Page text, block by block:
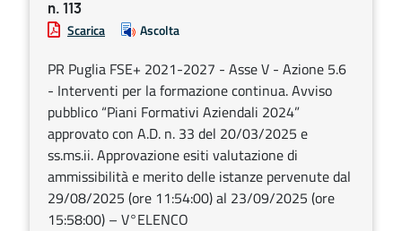
n. 113
Scarica Ascolta
PR Puglia FSE+ 2021-2027 - Asse V - Azione 5.6
- Interventi per la formazione continua. Avviso
pubblico “Piani Formativi Aziendali 2024”
approvato con A.D. n. 33 del 20/03/2025 e
ss.ms.ii. Approvazione esiti valutazione di
ammissibilità e merito delle istanze pervenute dal
29/08/2025 (ore 11:54:00) al 23/09/2025 (ore
15:58:00) – V°ELENCO